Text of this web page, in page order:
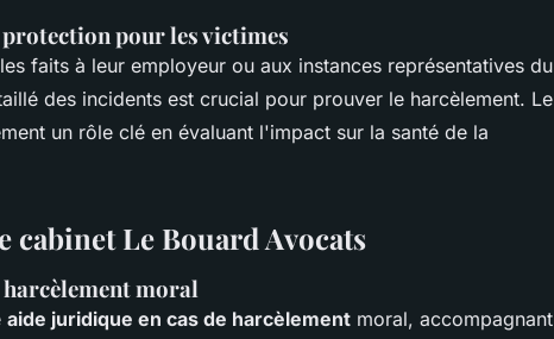
protection pour les victimes
faits à leur employeur ou aux instances représentatives du
des incidents est crucial pour prouver le harcèlement. Le
un rôle clé en évaluant l'impact sur la santé de la
cabinet Le Bouard Avocats
harcèlement moral
aide juridique en cas de harcèlement moral, accompagnant